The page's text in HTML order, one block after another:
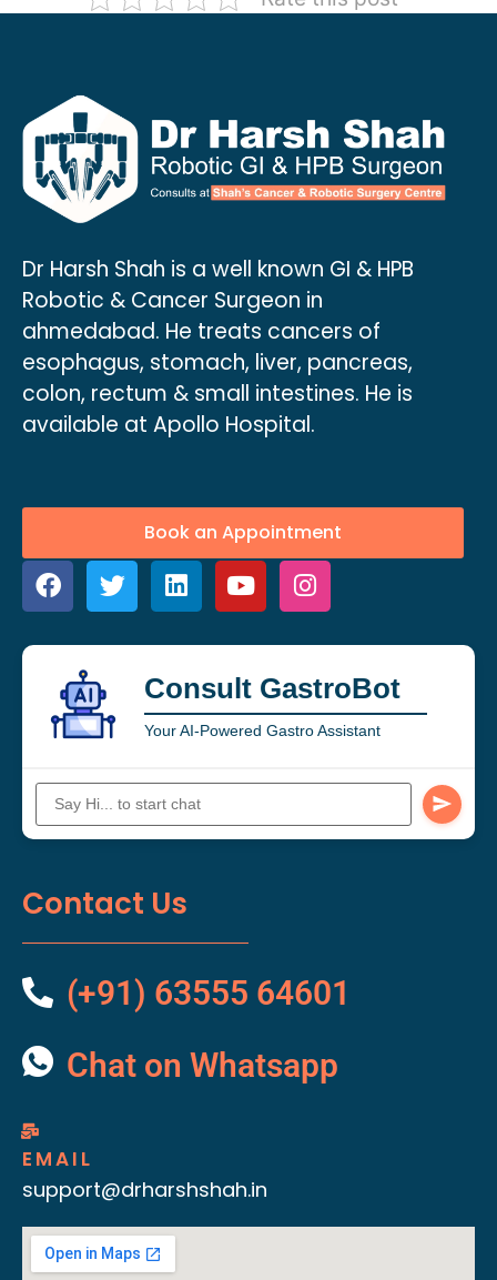
Dr Harsh Shah is a well known GI & HPB
Robotic & Cancer Surgeon in
ahmedabad. He treats cancers of
esophagus, stomach, liver, pancreas,
colon, rectum & small intestines. He is
available at Apollo Hospital.
Book an Appointment
Consult GastroBot
Your AI-Powered Gastro Assistant
Contact Us
(+91) 63555 64601
Chat on Whatsapp
EMAIL
support@drharshshah.in